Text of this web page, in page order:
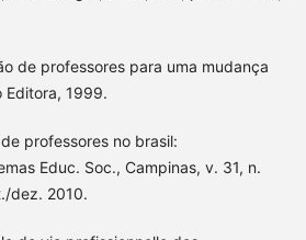
de professores para uma mudança
Editora, 1999.
professores no brasil:
Educ. Soc., Campinas, v. 31, n.
dez. 2010.